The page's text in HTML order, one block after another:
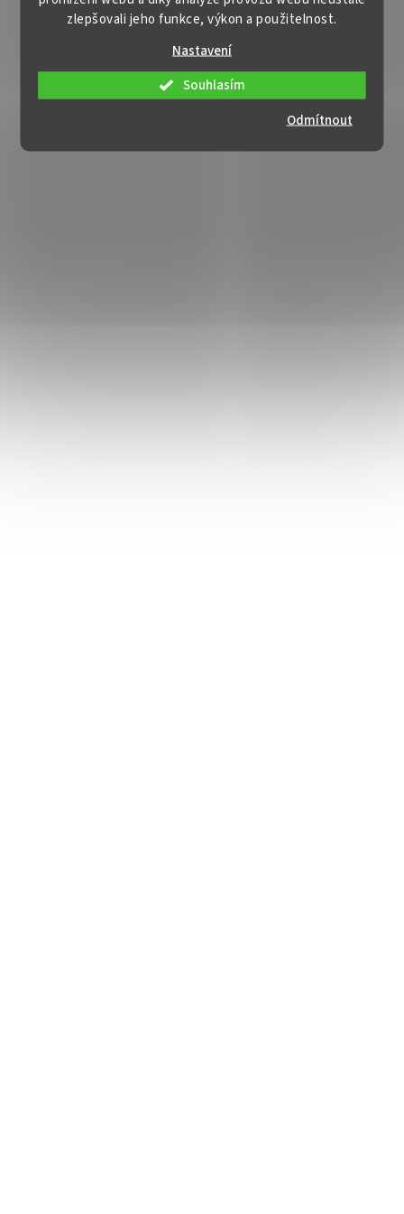
zlepšovali jeho funkce, výkon a použitelnost.
Nastavení
Odmítnout
Souhlasím